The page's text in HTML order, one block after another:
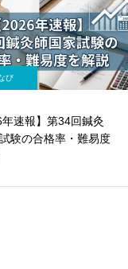
び
年速報】第34回鍼灸
験の合格率・難易度